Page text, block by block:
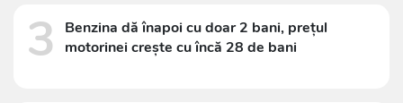
3
Benzina dă înapoi cu doar 2 bani, prețul
motorinei crește cu încă 28 de bani